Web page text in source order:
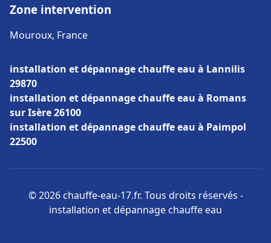
Zone intervention
Mouroux, France
installation et dépannage chauffe eau à Lannilis
29870
installation et dépannage chauffe eau à Romans
sur Isère 26100
installation et dépannage chauffe eau à Paimpol
22500
© 2026 chauffe-eau-17.fr. Tous droits réservés -
installation et dépannage chauffe eau